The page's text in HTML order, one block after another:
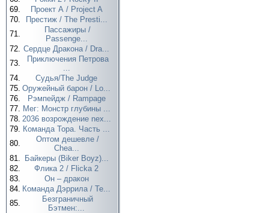
69.
Проект А / Project A
70.
Престиж / The Presti...
71.
Пассажиры /
Passenge...
72. Сердце Дракона / Dra...
73.
Приключения Петрова
...
74.
Судья/The Judge
75. Оружейный барон / Lo...
76.
Рэмпейдж / Rampage
77. Мег: Монстр глубины ...
78. 2036 возрождение nex...
79. Команда Тора. Часть ...
80.
Оптом дешевле /
Chea...
81.
Байкеры (Biker Boyz)...
82.
Флика 2 / Flicka 2
83.
Он – дракон
84. Команда Дэррила / Te...
85.
Безграничный
Бэтмен:...